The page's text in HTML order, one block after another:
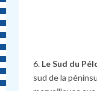
6. LeSud du
sud de la